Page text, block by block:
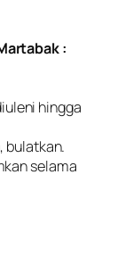
:
hingga
bulatkan.
selama